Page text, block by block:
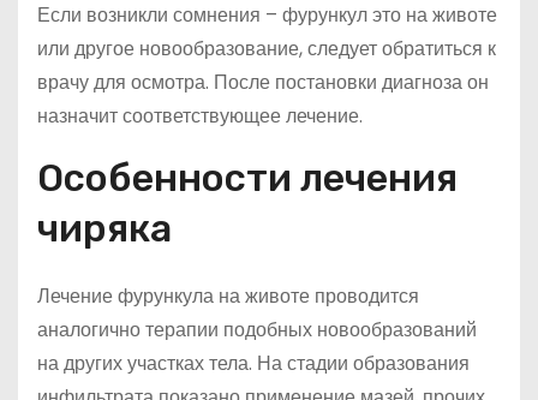
Если возникли сомнения – фурункул это на животе
или другое новообразование, следует обратиться к
врачу для осмотра. После постановки диагноза он
назначит соответствующее лечение.
Особенности лечения
чиряка
Лечение фурункула на животе проводится
аналогично терапии подобных новообразований
на других участках тела. На стадии образования